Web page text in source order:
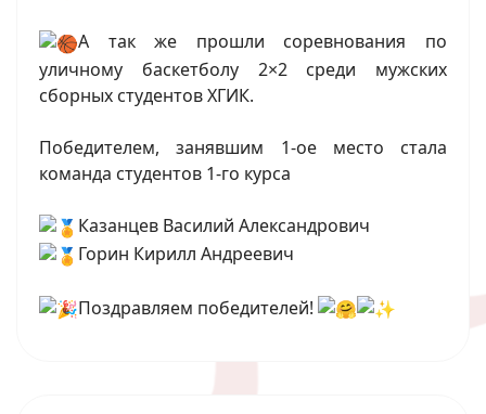
А так же прошли соревнования по
уличному баскетболу 2×2 среди мужских
сборных студентов ХГИК.
Победителем, занявшим 1-ое место стала
команда студентов 1-го курса
Казанцев Василий Александрович
Горин Кирилл Андреевич
Поздравляем победителей!